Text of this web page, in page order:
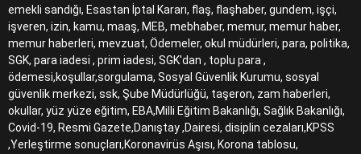
emekli sandığı, Esastan İptal Kararı, flaş, flaşhaber, gundem, işçi,
işveren, izin, kamu, maaş, MEB, mebhaber, memur, memur haber,
memur haberleri, mevzuat, Ödemeler, okul müdürleri, para, politika,
SGK, para iadesi , prim iadesi, SGK'dan , toplu para ,
ödemesi,koşullar,sorgulama, Sosyal Güvenlik Kurumu, sosyal
güvenlik merkezi, ssk, Şube Müdürlüğü, taşeron, zam haberleri,
okullar, yüz yüze eğitim, EBA,Milli Eğitim Bakanlığı, Sağlık Bakanlığı,
Covid-19, Resmi Gazete,Danıştay ,Dairesi, disiplin cezaları,KPSS
,Yerleştirme sonuçları,Koronavirüs Aşısı, Korona tablosu,